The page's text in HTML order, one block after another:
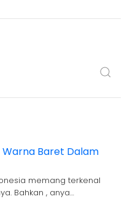
Baret Dalam
memang terkenal
Bahkan , anya…